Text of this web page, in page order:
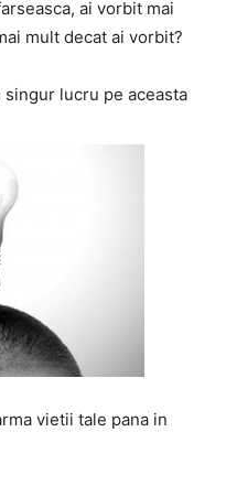
ai vorbit mai
mult decat ai vorbit?
singur lucru pe aceasta
vietii tale pana in